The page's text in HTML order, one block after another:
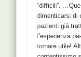
“difficili”.
dimenticarsi di
pazienti già
l’esperienza
tornare utile!